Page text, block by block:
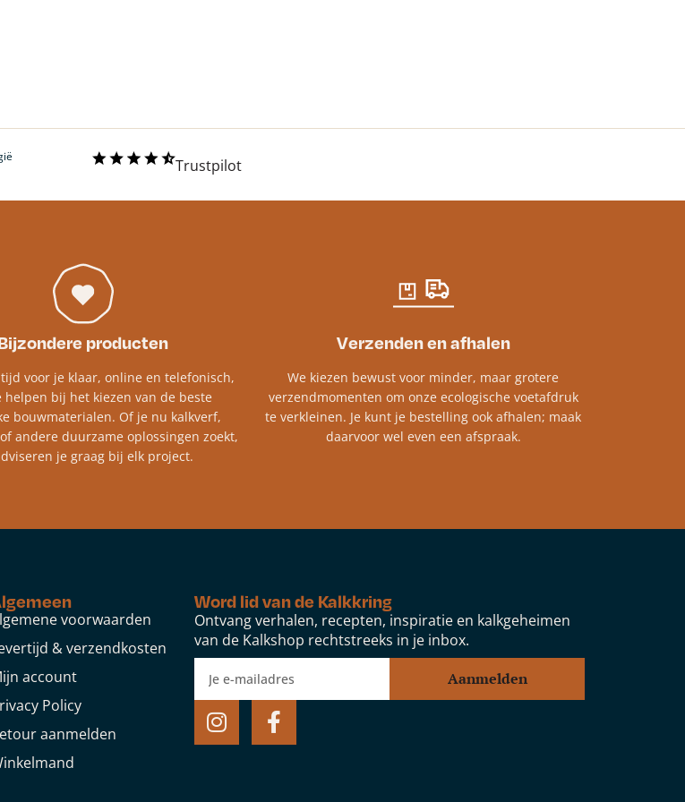
Trustpilot
producten
voor je klaar, online en telefonisch,
helpen bij het kiezen van de beste
bouwmaterialen. Of je nu kalkverf,
andere duurzame oplossingen zoekt,
je graag bij elk project.​
Verzenden en afhalen
We kiezen bewust voor minder, maar grotere
verzendmomenten om onze ecologische voetafdruk
te verkleinen. Je kunt je bestelling ook afhalen; maak
daarvoor wel even een afspraak.
voorwaarden
& verzendkosten
account
Policy
aanmelden
Word lid van de Kalkkring
Ontvang verhalen, recepten, inspiratie en kalkgeheimen
van de Kalkshop rechtstreeks in je inbox.
Aanmelden